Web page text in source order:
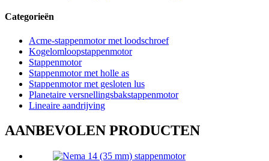
Categorieën
Acme-stappenmotor met loodschroef
Kogelomloopstappenmotor
Stappenmotor
Stappenmotor met holle as
Stappenmotor met gesloten lus
Planetaire versnellingsbakstappenmotor
Lineaire aandrijving
AANBEVOLEN PRODUCTEN